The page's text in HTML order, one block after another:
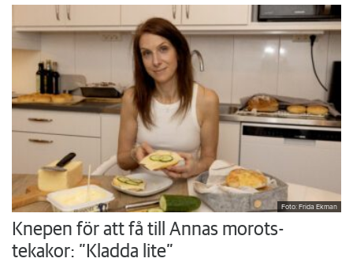
Foto: Frida Ekman
Knepen för att få till Annas morots-
tekakor: ”Kladda lite”